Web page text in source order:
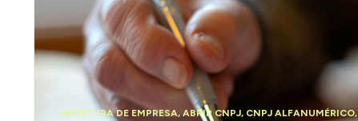
ABERTURA DE EMPRESA,ABRIR CNPJ, CNPJ ALFANUMÉRICO,